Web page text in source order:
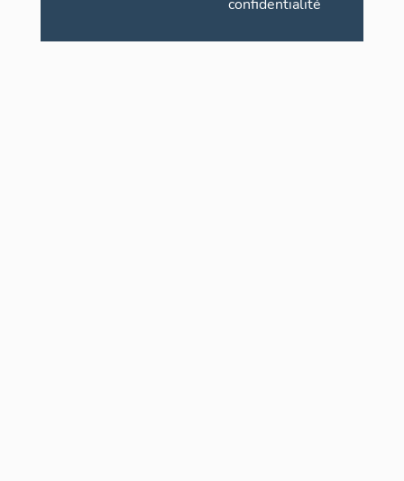
confidentialité